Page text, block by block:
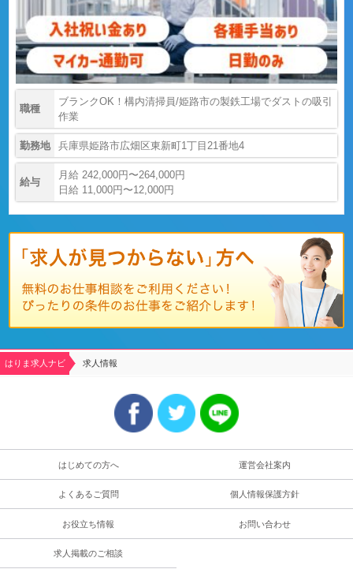
職種
ブランクOK！構内清掃員/姫路市の製鉄工場でダストの吸引
作業
勤務地 兵庫県姫路市広畑区東新町1丁目21番地4
給与
月給 242,000円〜264,000円
日給 11,000円〜12,000円
はりま求人ナビ 求人情報
はじめての方へ 運営会社案内
よくあるご質問 個人情報保護方針
お役立ち情報 お問い合わせ
求人掲載のご相談